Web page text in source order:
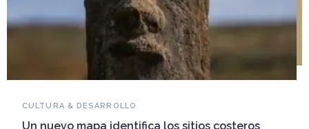
Falleció Ramón Gutiérrez, guardián del